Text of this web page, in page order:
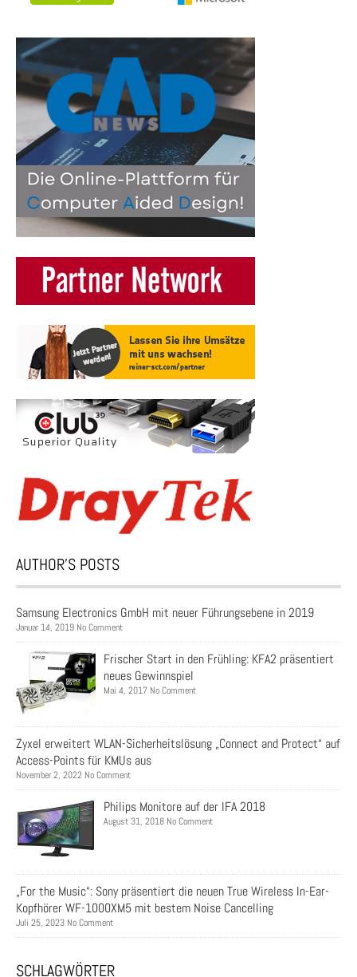
AUTHOR’S POSTS
Samsung Electronics GmbH mit neuer Führungsebene in 2019
Januar 14, 2019 No Comment
Frischer Start in den Frühling: KFA2 präsentiert
neues Gewinnspiel
Mai 4, 2017 No Comment
Zyxel erweitert WLAN-Sicherheitslösung „Connect and Protect“ auf
Access-Points für KMUs aus
November 2, 2022 No Comment
Philips Monitore auf der IFA 2018
August 31, 2018 No Comment
„For the Music“: Sony präsentiert die neuen True Wireless In-Ear-
Kopfhörer WF-1000XM5 mit bestem Noise Cancelling
Juli 25, 2023 No Comment
SCHLAGWÖRTER